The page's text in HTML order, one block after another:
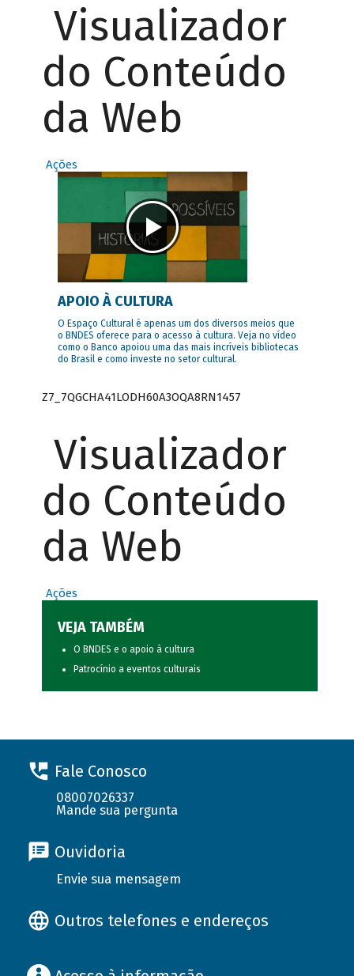
Visualizador
do Conteúdo
da Web
Ações
APOIO À CULTURA
O Espaço Cultural é apenas um dos diversos meios que
o BNDES oferece para o acesso à cultura. Veja no vídeo
como o Banco apoiou uma das mais incríveis bibliotecas
do Brasil e como investe no setor cultural.
Z7_7QGCHA41LODH60A3OQA8RN1457
Visualizador
do Conteúdo
da Web
Ações
VEJA TAMBÉM
O BNDES e o apoio à cultura
Patrocínio a eventos culturais
Fale Conosco
08007026337
Mande sua pergunta
Ouvidoria
Envie sua mensagem
Outros telefones e endereços